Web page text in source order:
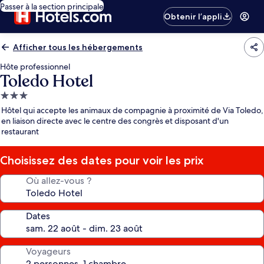
Passer à la section principale
Obtenir l’appli
Afficher tous les hébergements
Hôte professionnel
Toledo Hotel
Hébergement
3.0 étoiles
Hôtel qui accepte les animaux de compagnie à proximité de Via Toledo,
en liaison directe avec le centre des congrès et disposant d'un
restaurant
Choisissez des dates pour voir les prix
Où allez-vous ?
Dates
Voyageurs